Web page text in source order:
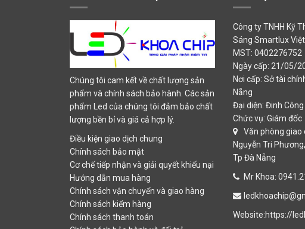
Chúng tôi cam kết về chất lượng sản
phẩm và chính sách bảo hành. Các sản
phẩm Led của chúng tôi đảm bảo chất
lượng bền bỉ và giá cả hợp lý.
Điều kiện giao dịch chung
Chính sách bảo mật
Cơ chế tiếp nhận và giải quyết khiếu nại
Hướng dẫn mua hàng
Chính sách vận chuyển và giao hàng
Chính sách kiểm hàng
Chính sách thanh toán
Công ty TNHH Kỹ
Sáng Smartlux
MST: 0402276752
Ngày cấp: 21/05/
Nơi cấp: Sở tài
Nẵng
Đại diện: Đinh
Chức vụ: Giám đốc
Văn phòng giao
Nguyễn Tri
Tp Đà Nẵng
Mr Khoa:
Website:https://